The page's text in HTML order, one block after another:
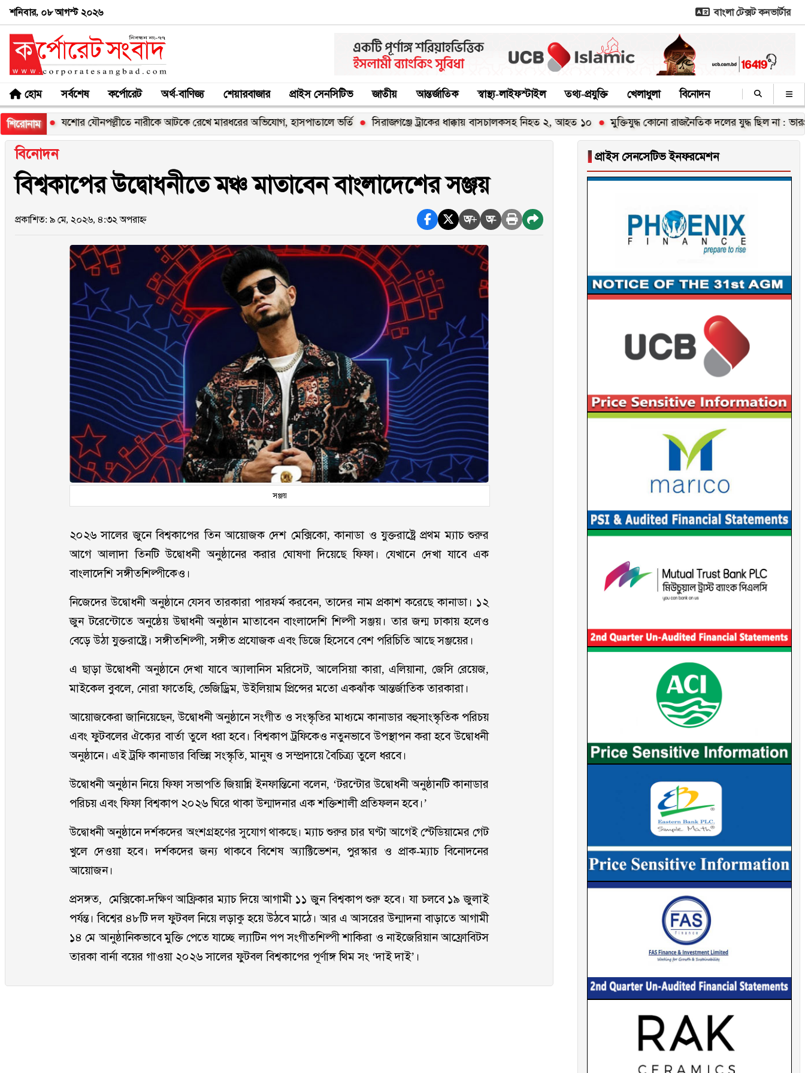
শনিবার, ০৮ আগস্ট ২০২৬ বাংলা টেক্সট কনভার্টার
হোম সর্বশেষ কর্পোরেট অর্থ-বাণিজ্য শেয়ারবাজার প্রাইস সেনসিটিভ জাতীয় আন্তর্জাতিক স্বাস্থ্য-লাইফস্টাইল তথ্য-প্রযুক্তি খেলাধুলা বিনোদন
শিরোনাম
যশোর যৌনপল্লীতে নারীকে আটকে রেখে মারধরের অভিযোগ, হাসপাতালে ভর্তি সিরাজগঞ্জে ট্রাকের ধাক্কায় বাসচালকসহ নিহত ২, আহত ১০ মুক্তিযুদ্ধ কোনো রাজনৈতিক দলের যুদ্ধ ছিল না : ভারপ্রাপ্ত রাষ্ট্রপ
বিনোদন
বিশ্বকাপের উদ্বোধনীতে মঞ্চ মাতাবেন বাংলাদেশের সঞ্জয়
প্রকাশিত: ৯ মে, ২০২৬, ৪:৩২ অপরাহ্ন অ+ অ-
সঞ্জয়
২০২৬ সালের জুনে বিশ্বকাপের তিন আয়োজক দেশ মেক্সিকো, কানাডা ও যুক্তরাষ্ট্রে প্রথম ম্যাচ শুরুর
আগে আলাদা তিনটি উদ্বোধনী অনুষ্ঠানের করার ঘোষণা দিয়েছে ফিফা। যেখানে দেখা যাবে এক
বাংলাদেশি সঙ্গীতশিল্পীকেও।
নিজেদের উদ্বোধনী অনুষ্ঠানে যেসব তারকারা পারফর্ম করবেন, তাদের নাম প্রকাশ করেছে কানাডা। ১২
জুন টরেন্টোতে অনুষ্ঠেয় উদ্বাধনী অনুষ্ঠান মাতাবেন বাংলাদেশি শিল্পী সঞ্জয়। তার জন্ম ঢাকায় হলেও
বেড়ে উঠা যুক্তরাষ্ট্রে। সঙ্গীতশিল্পী, সঙ্গীত প্রযোজক এবং ডিজে হিসেবে বেশ পরিচিতি আছে সঞ্জয়ের।
এ ছাড়া উদ্বোধনী অনুষ্ঠানে দেখা যাবে অ্যালানিস মরিসেট, আলেসিয়া কারা, এলিয়ানা, জেসি রেয়েজ,
মাইকেল বুবলে, নোরা ফাতেহি, ভেজিড্রিম, উইলিয়াম প্রিন্সের মতো একঝাঁক আন্তর্জাতিক তারকারা।
আয়োজকেরা জানিয়েছেন, উদ্বোধনী অনুষ্ঠানে সংগীত ও সংস্কৃতির মাধ্যমে কানাডার বহুসাংস্কৃতিক পরিচয়
এবং ফুটবলের ঐক্যের বার্তা তুলে ধরা হবে। বিশ্বকাপ ট্রফিকেও নতুনভাবে উপস্থাপন করা হবে উদ্বোধনী
অনুষ্ঠানে। এই ট্রফি কানাডার বিভিন্ন সংস্কৃতি, মানুষ ও সম্প্রদায়ে বৈচিত্র্য তুলে ধরবে।
উদ্বোধনী অনুষ্ঠান নিয়ে ফিফা সভাপতি জিয়ান্নি ইনফান্তিনো বলেন, ‌‘টরন্টোর উদ্বোধনী অনুষ্ঠানটি কানাডার
পরিচয় এবং ফিফা বিশ্বকাপ ২০২৬ ঘিরে থাকা উন্মাদনার এক শক্তিশালী প্রতিফলন হবে।’
উদ্বোধনী অনুষ্ঠানে দর্শকদের অংশগ্রহণের সুযোগ থাকছে। ম্যাচ শুরুর চার ঘণ্টা আগেই স্টেডিয়ামের গেট
খুলে দেওয়া হবে। দর্শকদের জন্য থাকবে বিশেষ অ্যাক্টিভেশন, পুরস্কার ও প্রাক-ম্যাচ বিনোদনের
আয়োজন।
প্রসঙ্গত, মেক্সিকো-দক্ষিণ আফ্রিকার ম্যাচ দিয়ে আগামী ১১ জুন বিশ্বকাপ শুরু হবে। যা চলবে ১৯ জুলাই
পর্যন্ত। বিশ্বের ৪৮টি দল ফুটবল নিয়ে লড়াকু হয়ে উঠবে মাঠে। আর এ আসরের উন্মাদনা বাড়াতে আগামী
১৪ মে আনুষ্ঠানিকভাবে মুক্তি পেতে যাচ্ছে ল্যাটিন পপ সংগীতশিল্পী শাকিরা ও নাইজেরিয়ান আফ্রোবিটস
তারকা বার্না বয়ের গাওয়া ২০২৬ সালের ফুটবল বিশ্বকাপের পূর্ণাঙ্গ থিম সং ‘দাই দাই’।
▐ প্রাইস সেনসেটিভ ইনফরমেশন